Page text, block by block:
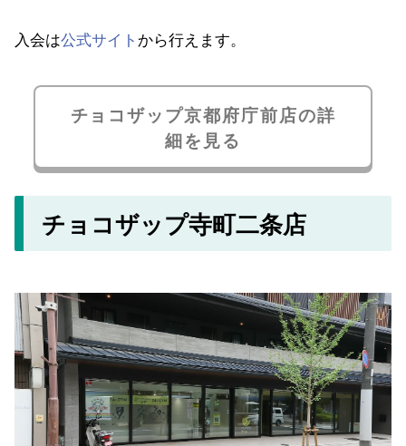
入会は公式サイト から行えます。
チョコザップ京都府庁前店の詳
細を見る
チョコザップ寺町二条店